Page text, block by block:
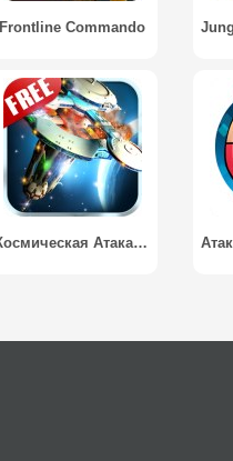
Frontline Commando
Космическая Атака / Space Attack